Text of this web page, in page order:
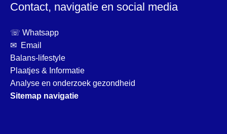
Contact, navigatie en social media
☏ Whatsapp
✉ Email
Balans-lifestyle
Plaatjes & Informatie
Analyse en onderzoek gezondheid
Sitemap navigatie